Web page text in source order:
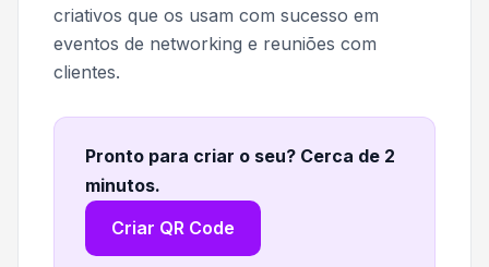
criativos que os usam com sucesso em
eventos de networking e reuniões com
clientes.
Pronto para criar o seu? Cerca de 2
minutos.
Criar QR Code